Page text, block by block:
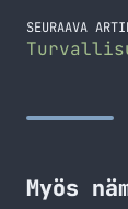
SEURAAVA
Myös